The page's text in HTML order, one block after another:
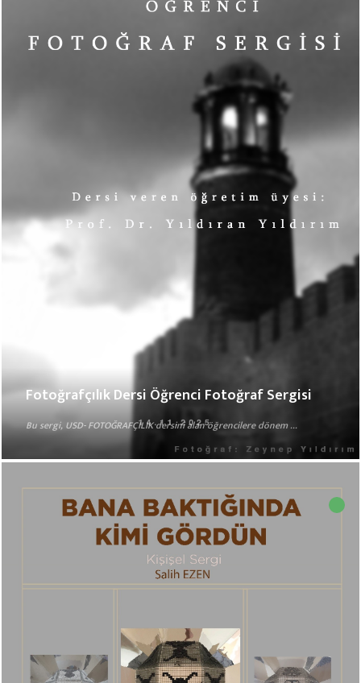
Fotoğrafçılık Dersi Öğrenci Fotoğraf Sergisi
Bu sergi, USD- FOTOĞRAFÇILIK dersini alan öğrencilere dönem ...